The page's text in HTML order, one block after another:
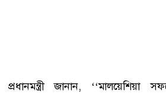
প্রধানমন্ত্রী জানান, ‘‘মালয়েশিয়া